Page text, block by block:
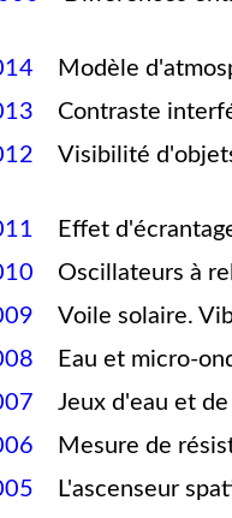
Modèle
Contraste
Visibilité
Effet
Oscillateurs à
Voile solaire.
Eau et micro-
Jeux d'eau et de
Mesure de
L'ascenseur